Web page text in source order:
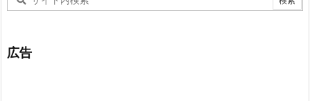
広告